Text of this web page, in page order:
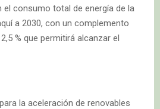
el consumo total de energía de la
a 2030, con un complemento
% que permitirá alcanzar el
la aceleración de renovables